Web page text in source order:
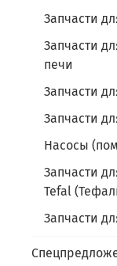
Запчасти
Запчасти
печи
Запчасти
Запчасти
Насосы
Запчасти
Tefal
Запчасти